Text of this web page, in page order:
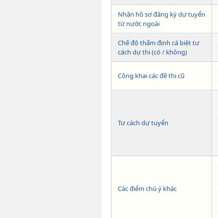
Nhận hồ sơ đăng ký dự tuyển
từ nước ngoài
Chế độ thẩm định cá biệt tư
cách dự thi (có / không)
Công khai các đề thi cũ
Tư cách dự tuyển
Các điểm chú ý khác